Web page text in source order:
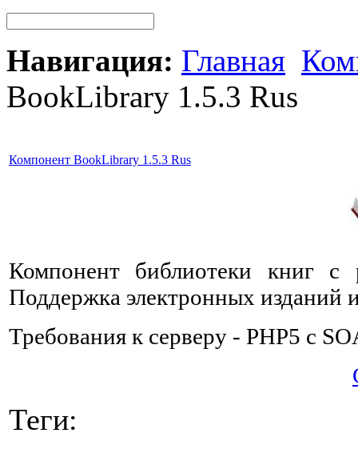
Навигация: Главная
BookLibrary 1.5.3 Rus
Компонент BookLibrary 1.5.3 Rus
Компонент библиотеки книг с
Поддержка электронных изданий
Требования к серверу - PHP5 с
Теги: